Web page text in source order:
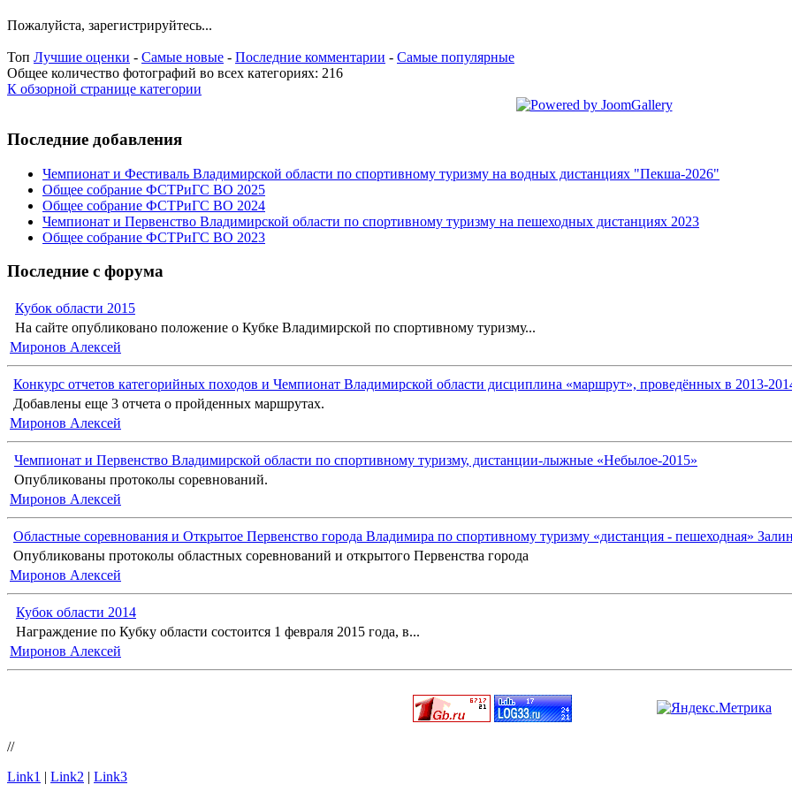
Пожалуйста, зарегистрируйтесь...
Топ Лучшие оценки - Самые новые - Последние комментарии - Самые популярные
Общее количество фотографий во всех категориях: 216
К обзорной странице категории
Последние добавления
Чемпионат и Фестиваль Владимирской области по спортивному туризму на водных дистанциях "Пекша-2026"
Общее собрание ФСТРиГС ВО 2025
Общее собрание ФСТРиГС ВО 2024
Чемпионат и Первенство Владимирской области по спортивному туризму на пешеходных дистанциях 2023
Общее собрание ФСТРиГС ВО 2023
Последние с форума
Кубок области 2015
На сайте опубликовано положение о Кубке Владимирской по спортивному туризму...
Миронов Алексей
Конкурс отчетов категорийных походов и Чемпионат Владимирской области дисциплина «маршрут», проведённых в 2013-
Добавлены еще 3 отчета о пройденных маршрутах.
Миронов Алексей
Чемпионат и Первенство Владимирской области по спортивному туризму, дистанции-лыжные «Небылое-2015»
Опубликованы протоколы соревнований.
Миронов Алексей
Областные соревнования и Открытое Первенство города Владимира по спортивному туризму «дистанция - пешеходная»
Опубликованы протоколы областных соревнований и открытого Первенства города
Миронов Алексей
Кубок области 2014
Награждение по Кубку области состоится 1 февраля 2015 года, в...
Миронов Алексей
//
Link1 | Link2 | Link3